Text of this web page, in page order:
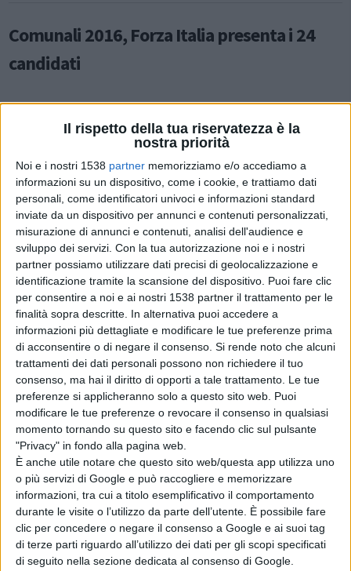
Il rispetto della tua riservatezza è la
nostra priorità
Noi e i nostri 1538 partner memorizziamo e/o accediamo a
informazioni su un dispositivo, come i cookie, e trattiamo dati
personali, come identificatori univoci e informazioni standard
inviate da un dispositivo per annunci e contenuti personalizzati,
misurazione di annunci e contenuti, analisi dell'audience e
sviluppo dei servizi. Con la tua autorizzazione noi e i nostri
partner possiamo utilizzare dati precisi di geolocalizzazione e
identificazione tramite la scansione del dispositivo. Puoi fare clic
per consentire a noi e ai nostri 1538 partner il trattamento per le
finalità sopra descritte. In alternativa puoi accedere a
informazioni più dettagliate e modificare le tue preferenze prima
di acconsentire o di negare il consenso. Si rende noto che alcuni
trattamenti dei dati personali possono non richiedere il tuo
consenso, ma hai il diritto di opporti a tale trattamento. Le tue
preferenze si applicheranno solo a questo sito web. Puoi
modificare le tue preferenze o revocare il consenso in qualsiasi
momento tornando su questo sito e facendo clic sul pulsante
"Privacy" in fondo alla pagina web.
È anche utile notare che questo sito web/questa app utilizza uno
o più servizi di Google e può raccogliere e memorizzare
informazioni, tra cui a titolo esemplificativo il comportamento
durante le visite o l’utilizzo da parte dell’utente. È possibile fare
clic per concedere o negare il consenso a Google e ai suoi tag
di terze parti riguardo all’utilizzo dei dati per gli scopi specificati
di seguito nella sezione dedicata al consenso di Google.
Comunali 2016, Forza Italia presenta i 24
candidati
Maxi risarcimento Sasi, Di Stefano (FI):
“ennesima tegola per i cittadini”